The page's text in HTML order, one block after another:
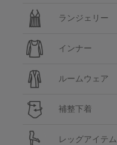
ランジェリー
インナー
ルームウェア
補整下着
レッグアイテム